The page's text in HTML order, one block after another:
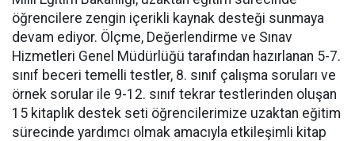
öğrencilere zengin içerikli kaynak desteği sunmaya
devam ediyor. Ölçme, Değerlendirme ve Sınav
Hizmetleri Genel Müdürlüğü tarafından hazırlanan 5-7.
sınıf beceri temelli testler, 8. sınıf çalışma soruları ve
örnek sorular ile 9-12. sınıf tekrar testlerinden oluşan
15 kitaplık destek seti öğrencilerimize uzaktan eğitim
sürecinde yardımcı olmak amacıyla etkileşimli kitap